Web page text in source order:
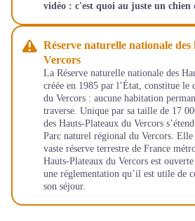
vidéo : c'est quoi au juste un chien
Réserve naturelle nationale
Vercors
La Réserve naturelle nationale des
créée en 1985 par l’État, constitue le
du Vercors : aucune habitation
traverse. Unique par sa taille de 17
des Hauts-Plateaux du Vercors
Parc naturel régional du Vercors.
vaste réserve terrestre de France
Hauts-Plateaux du Vercors est
une réglementation qu’il est utile de
son séjour.